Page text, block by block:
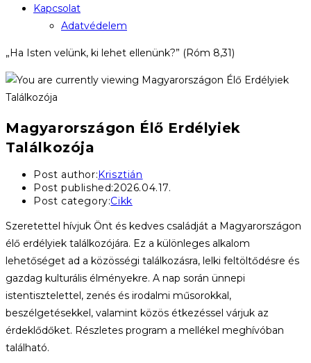
Kapcsolat
Adatvédelem
„Ha Isten velünk, ki lehet ellenünk?” (Róm 8,31)
Magyarországon Élő Erdélyiek
Találkozója
Post author: Krisztián
Post published:2026.04.17.
Post category:Cikk
Szeretettel hívjuk Önt és kedves családját a Magyarországon
élő erdélyiek találkozójára. Ez a különleges alkalom
lehetőséget ad a közösségi találkozásra, lelki feltöltődésre és
gazdag kulturális élményekre. A nap során ünnepi
istentisztelettel, zenés és irodalmi műsorokkal,
beszélgetésekkel, valamint közös étkezéssel várjuk az
érdeklődőket. Részletes program a mellékel meghívóban
található.